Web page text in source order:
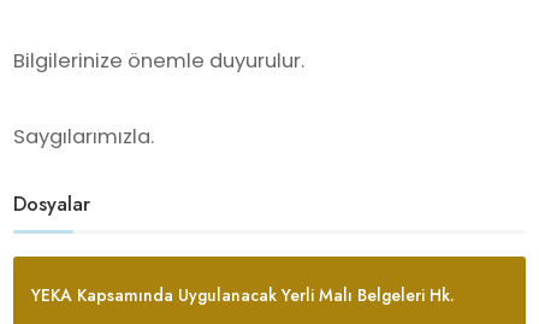
Bilgilerinize önemle duyurulur.
Saygılarımızla.
Dosyalar
YEKA Kapsamında Uygulanacak Yerli Malı Belgeleri Hk.